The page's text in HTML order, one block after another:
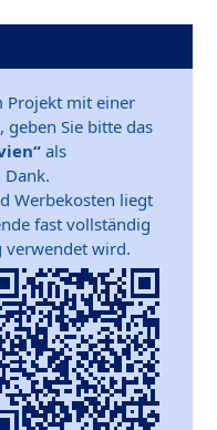
Projekt mit einer
geben Sie bitte das
als
Dank.
Werbekosten liegt
fast vollständig
verwendet wird.